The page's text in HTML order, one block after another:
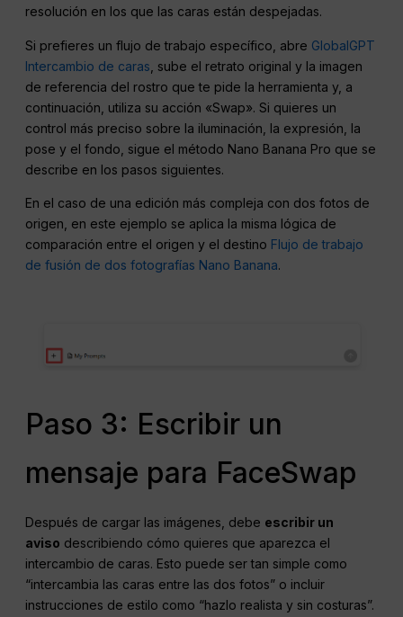
resolución en los que las caras están despejadas.
Si prefieres un flujo de trabajo específico, abre GlobalGPT
Intercambio de caras , sube el retrato original y la imagen
de referencia del rostro que te pide la herramienta y, a
continuación, utiliza su acción «Swap». Si quieres un
control más preciso sobre la iluminación, la expresión, la
pose y el fondo, sigue el método Nano Banana Pro que se
describe en los pasos siguientes.
En el caso de una edición más compleja con dos fotos de
origen, en este ejemplo se aplica la misma lógica de
comparación entre el origen y el destino Flujo de trabajo
de fusión de dos fotografías Nano Banana.
Paso 3: Escribir un
mensaje para FaceSwap
Después de cargar las imágenes, debe escribir un
aviso describiendo cómo quieres que aparezca el
intercambio de caras. Esto puede ser tan simple como
“intercambia las caras entre las dos fotos” o incluir
instrucciones de estilo como “hazlo realista y sin costuras”.